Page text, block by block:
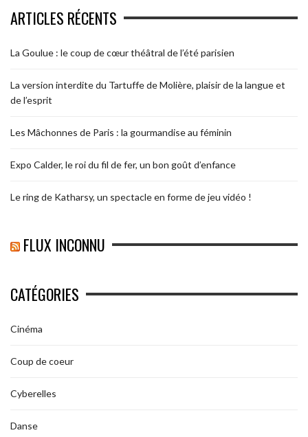
ARTICLES RÉCENTS
La Goulue : le coup de cœur théâtral de l’été parisien
La version interdite du Tartuffe de Molière, plaisir de la langue et
de l’esprit
Les Mâchonnes de Paris : la gourmandise au féminin
Expo Calder, le roi du fil de fer, un bon goût d’enfance
Le ring de Katharsy, un spectacle en forme de jeu vidéo !
FLUX INCONNU
CATÉGORIES
Cinéma
Coup de coeur
Cyberelles
Danse